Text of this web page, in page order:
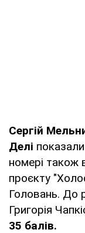
Сергій
Делі
номері також
проєкту
Головань. До
Григорія
35 балів.